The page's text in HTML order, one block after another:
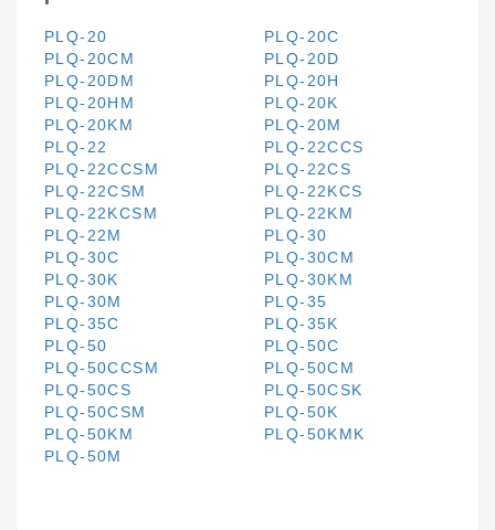
PLQ-20
PLQ-20C
PLQ-20CM
PLQ-20D
PLQ-20DM
PLQ-20H
PLQ-20HM
PLQ-20K
PLQ-20KM
PLQ-20M
PLQ-22
PLQ-22CCS
PLQ-22CCSM
PLQ-22CS
PLQ-22CSM
PLQ-22KCS
PLQ-22KCSM
PLQ-22KM
PLQ-22M
PLQ-30
PLQ-30C
PLQ-30CM
PLQ-30K
PLQ-30KM
PLQ-30M
PLQ-35
PLQ-35C
PLQ-35K
PLQ-50
PLQ-50C
PLQ-50CCSM
PLQ-50CM
PLQ-50CS
PLQ-50CSK
PLQ-50CSM
PLQ-50K
PLQ-50KM
PLQ-50KMK
PLQ-50M